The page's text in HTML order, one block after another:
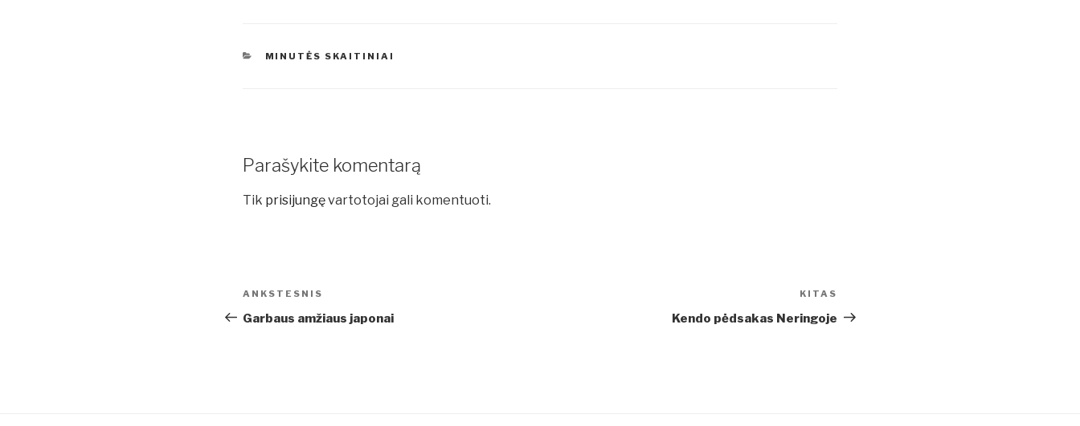
KATEGORIJOS
MINUTĖS SKAITINIAI
Parašykite komentarą
Tik prisijungęvartotojai gali komentuoti.
Navigacija
tarp
Ankstesnis
įrašas
ANKSTESNIS
Garbaus amžiaus japonai
įrašas
KITAS
Kendo pėdsakas Neringoje